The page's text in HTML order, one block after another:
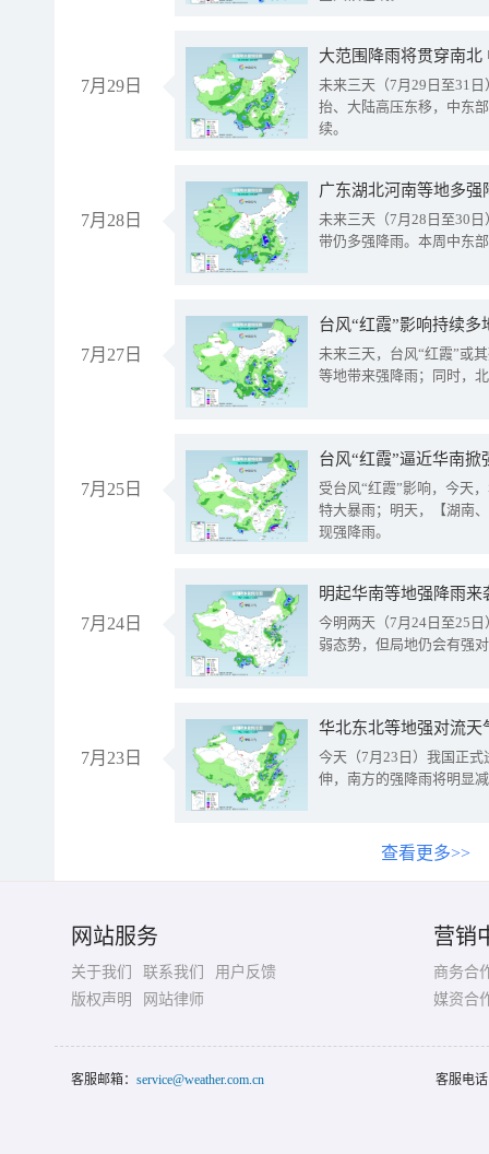
7月29日
大范围降雨将贯穿南
未来三天（7月29日至31
抬、大陆高压东移，中东
续。
7月28日
广东湖北河南等地多
未来三天（7月28日至30
带仍多强降雨。本周中东
7月27日
台风“红霞”影响持续
未来三天，台风“红霞”或
等地带来强降雨；同时，
7月25日
台风“红霞”逼近华南
受台风“红霞”影响，今天
特大暴雨；明天，【湖南
现强降雨。
7月24日
明起华南等地强降雨
今明两天（7月24日至25
弱态势，但局地仍会有强
7月23日
华北东北等地强对流天
今天（7月23日）我国正
伸，南方的强降雨将明显
查看更多>>
网站服务
关于我们 联系我们
用户反馈
版权声明
网站律师
营销
商务合
媒资合
客服邮箱： service@weather.com.cn 客服电